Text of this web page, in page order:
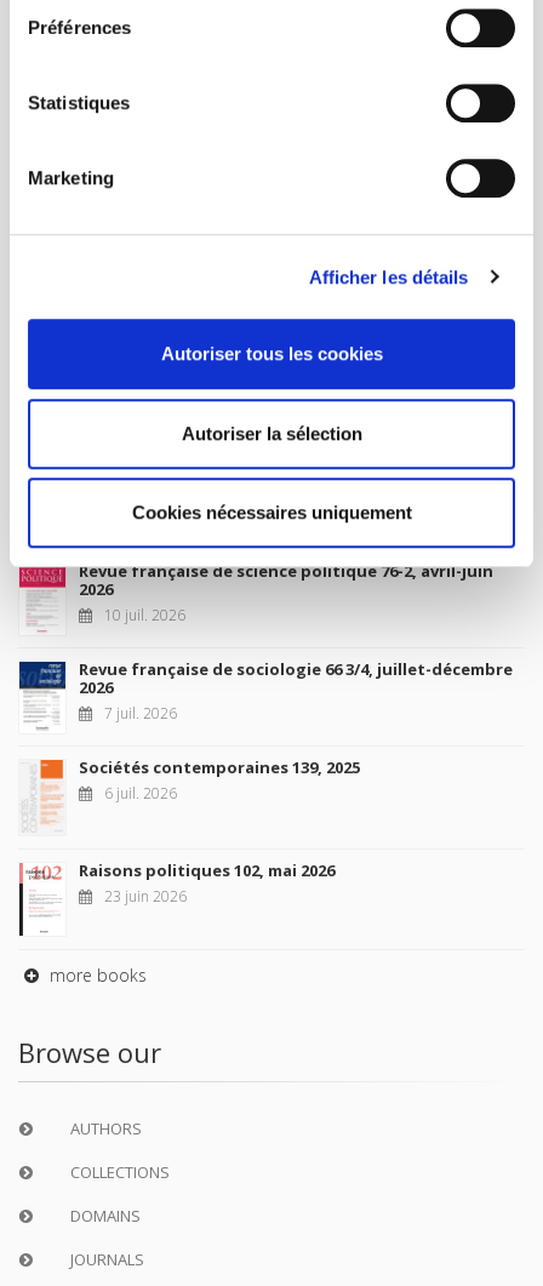
Préférences
Statistiques
Marketing
Afficher les détails
Autoriser tous les cookies
Autoriser la sélection
Cookies nécessaires uniquement
FOREIGN RIGHTS
CONDITIONS OF SALE
4 sept. 2026
New Releases
Revue française de science politique 76-2, avril-juin
2026
10 juil. 2026
Revue française de sociologie 66 3/4, juillet-décembre
2026
7 juil. 2026
Sociétés contemporaines 139, 2025
6 juil. 2026
Raisons politiques 102, mai 2026
23 juin 2026
more books
Browse our
AUTHORS
COLLECTIONS
DOMAINS
JOURNALS